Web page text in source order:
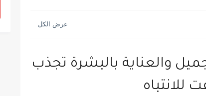
والعناية بالبشرة تجذب
للانتباه